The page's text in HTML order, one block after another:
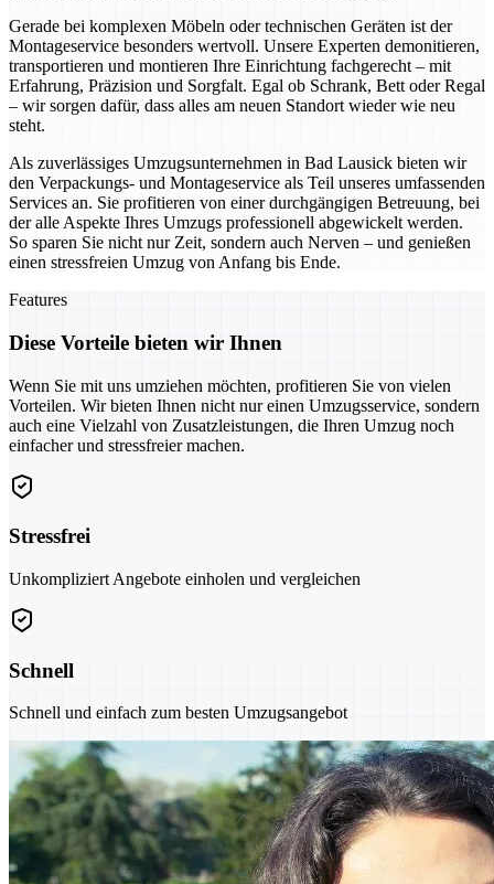
Gerade bei komplexen Möbeln oder technischen Geräten ist der
Montageservice besonders wertvoll. Unsere Experten demonitieren,
transportieren und montieren Ihre Einrichtung fachgerecht – mit
Erfahrung, Präzision und Sorgfalt. Egal ob Schrank, Bett oder Regal
– wir sorgen dafür, dass alles am neuen Standort wieder wie neu
steht.
Als zuverlässiges Umzugsunternehmen in Bad Lausick bieten wir
den Verpackungs- und Montageservice als Teil unseres umfassenden
Services an. Sie profitieren von einer durchgängigen Betreuung, bei
der alle Aspekte Ihres Umzugs professionell abgewickelt werden.
So sparen Sie nicht nur Zeit, sondern auch Nerven – und genießen
einen stressfreien Umzug von Anfang bis Ende.
Features
Diese Vorteile bieten wir Ihnen
Wenn Sie mit uns umziehen möchten, profitieren Sie von vielen
Vorteilen. Wir bieten Ihnen nicht nur einen Umzugsservice, sondern
auch eine Vielzahl von Zusatzleistungen, die Ihren Umzug noch
einfacher und stressfreier machen.
Stressfrei
Unkompliziert Angebote einholen und vergleichen
Schnell
Schnell und einfach zum besten Umzugsangebot